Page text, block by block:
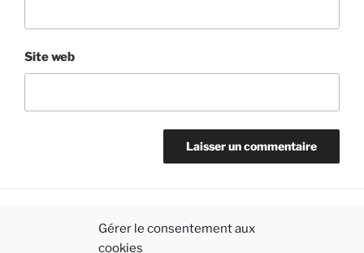
Gérer le consentement aux
cookies
Site web
MENTIONS LÉGALES